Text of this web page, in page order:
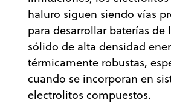
haluro siguen siendo vías
para desarrollar baterías de
sólido de alta densidad
térmicamente robustas,
cuando se incorporan en
electrolitos compuestos.